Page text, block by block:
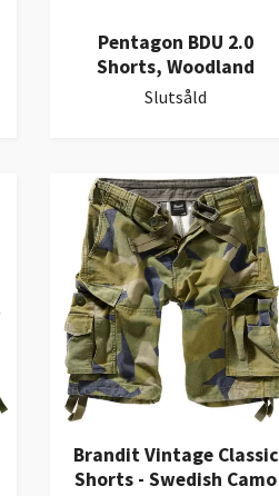
Pentagon BDU 2.0
Shorts, Woodland
Slutsåld
Brandit Vintage Classic
Shorts - Swedish Camo